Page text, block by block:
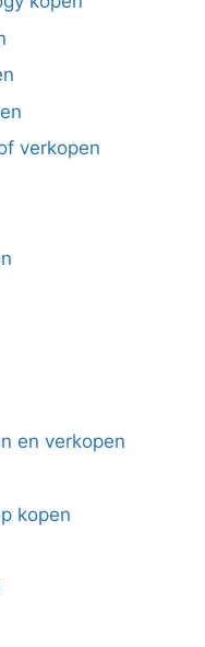
verkopen
en verkopen
kopen